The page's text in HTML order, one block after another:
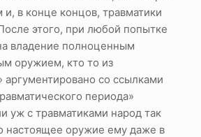
в конце концов, травматики
этого, при любой попытке
владение полноценным
оружием, кто то из
аргументировано со ссылками
периода»
уж с травматиками народ так
настоящее оружие ему даже в